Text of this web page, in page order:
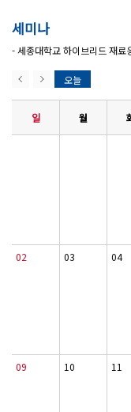
세미나
- 세종대학교 하이브리드 재료
오늘
일 월
02 03 04
09 10 11